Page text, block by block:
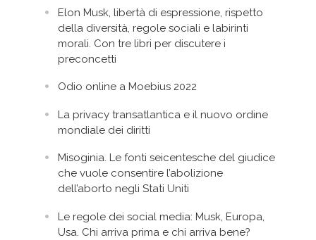
Elon Musk, libertà di espressione, rispetto
della diversità, regole sociali e labirinti
morali. Con tre libri per discutere i
preconcetti
Odio online a Moebius 2022
La privacy transatlantica e il nuovo ordine
mondiale dei diritti
Misoginia. Le fonti seicentesche del giudice
che vuole consentire l’abolizione
dell’aborto negli Stati Uniti
Le regole dei social media: Musk, Europa,
Usa. Chi arriva prima e chi arriva bene?